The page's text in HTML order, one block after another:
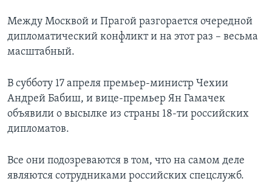
Между Москвой и Прагой разгорается очередной
дипломатический конфликт и на этот раз – весьма
масштабный.
В субботу 17 апреля премьер-министр Чехии
Андрей Бабиш, и вице-премьер Ян Гамачек
объявили о высылке из страны 18-ти российских
дипломатов.
Все они подозреваются в том, что на самом деле
являются сотрудниками российских спецслужб.